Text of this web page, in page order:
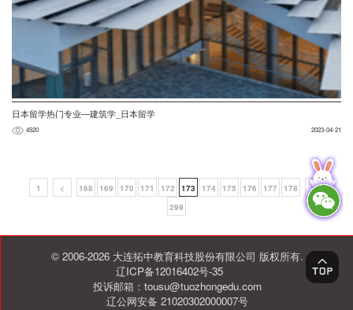
日本留学热门专业—建筑学_日本留学
4520 2023-04-21
1 < 168 169 170 171 172 173 174 175 176 177 178
>
299
© 2006-2026 大连拓中教育科技股份有限公司 版权所有.
辽ICP备12016402号-35
投诉邮箱：tousu@tuozhongedu.com
辽公网安备 21020302000007号